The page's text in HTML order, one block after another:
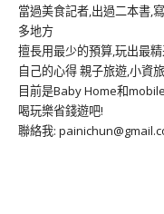
當過美食記者,出過二本書,
多地方
擅長用最少的預算,玩出最
自己的心得 親子旅遊,小資
目前是Baby Home和
喝玩樂省錢遊吧!
聯絡我: